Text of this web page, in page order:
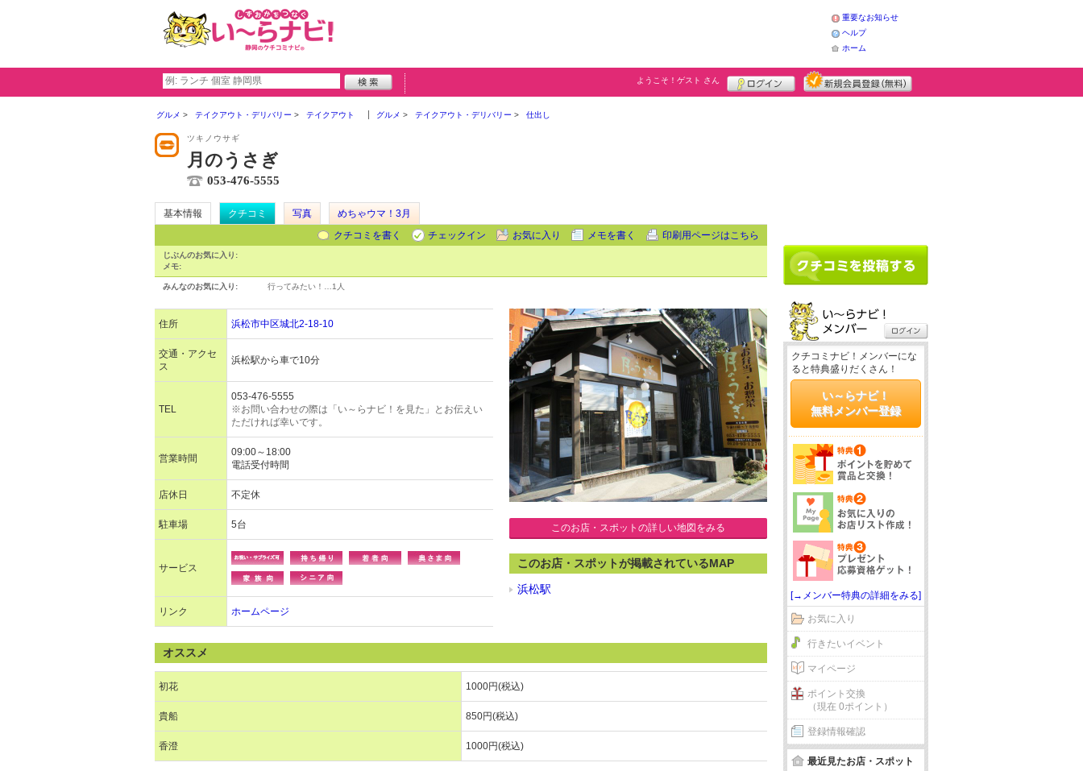
重要なお知らせ
ヘルプ
ホーム
ようこそ！ ゲスト さん
グルメ テイクアウト・デリバリー テイクアウト グルメ テイクアウト・デリバリー 仕出し
ツキノウサギ
月のうさぎ
053-476-5555
基本情報 クチコミ 写真
めちゃウマ！3月
クチコミを書く
チェックイン お気に入り メモを書く 印刷用ページはこちら
じぶんのお気に入り:
メモ:
みんなのお気に入り: 行ってみたい！… 1人
住所 浜松市中区城北2-18-10
交通・アクセ
ス
浜松駅から車で10分
TEL
053-476-5555
※お問い合わせの際は「い～らナビ！を見た」とお伝えい
ただければ幸いです。
営業時間
09:00～18:00
電話受付時間
店休日 不定休
駐車場 5台
サービス
リンク ホームページ
このお店・スポットの詳しい地図をみる
このお店・スポットが掲載されているMAP
浜松駅
オススメ
初花 1000円(税込)
貴船 850円(税込)
香澄 1000円(税込)
クチコミナビ！メンバーにな
ると特典盛りだくさん！
い～らナビ！
無料メンバー登録
[→メンバー特典の詳細をみる]
お気に入り
行きたいイベント
マイページ
ポイント交換
（現在 0ポイント）
登録情報確認
最近見たお店・スポット